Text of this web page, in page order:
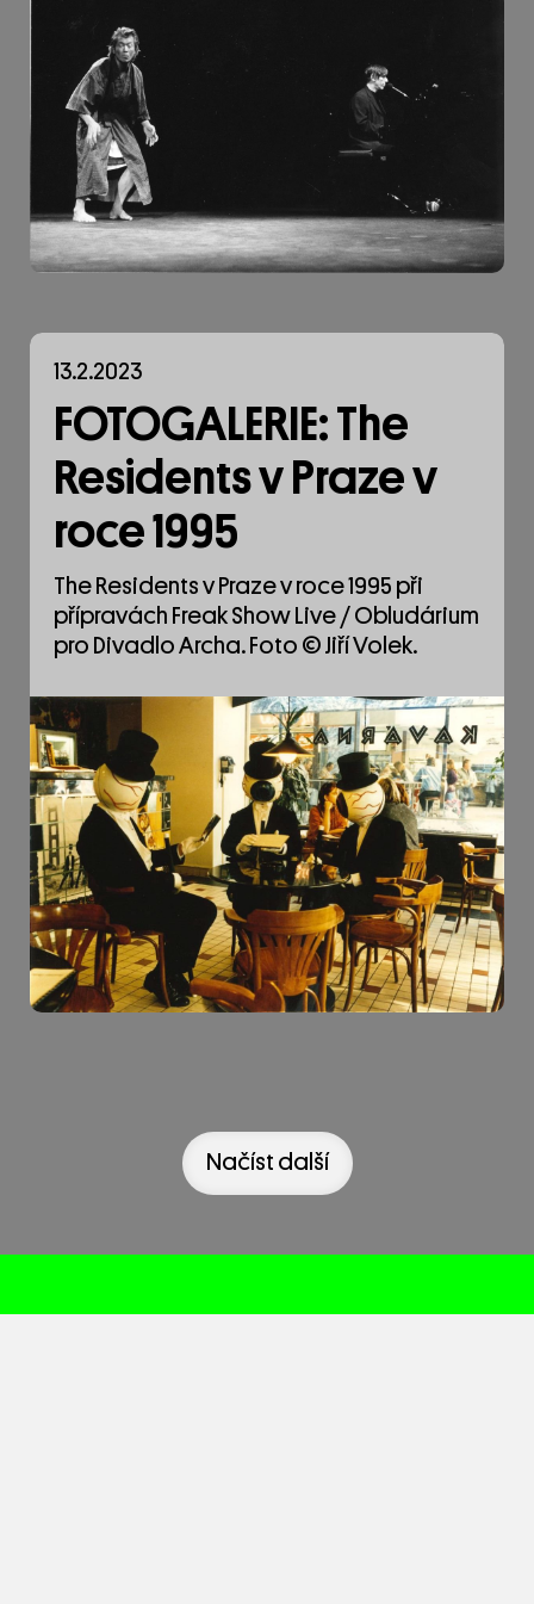
13.2.2023
FOTOGALERIE: The
Residents v Praze v
roce 1995
The Residents v Praze v roce 1995 při
přípravách Freak Show Live / Obludárium
pro Divadlo Archa. Foto © Jiří Volek.
Načíst další